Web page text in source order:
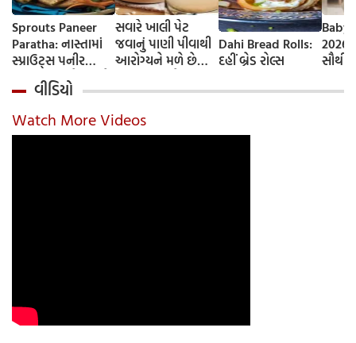
Sprouts Paneer
Paratha: નાસ્તામાં
સ્પ્રાઉટ્સ પનીર
પરાઠા બનાવો, તમને
પ્રોટીનનો ડબલ ડોઝ
મળશે
સવારે ખાલી પેટ
જવાનું પાણી પીવાથી
આરોગ્યને મળે છે
જાણીએ તેના ફાયદા
અને ઉપયોગ કરવાની
યોગ્ય રીત
Dahi Bread Rolls:
દહીં બ્રેડ રોલ્સ
Baby
વીડિયો
Watch More Videos